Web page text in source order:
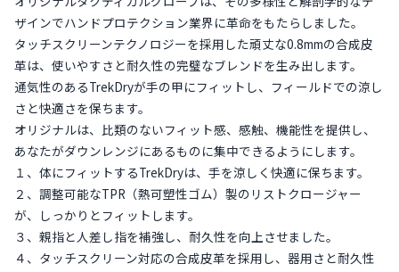
ザインでハンドプロテクション業界に革命をもたらしました。
タッチスクリーンテクノロジーを採用した頑丈な0.8mmの合成皮
革は、使いやすさと耐久性の完璧なブレンドを生み出します。
通気性のあるTrekDryが手の甲にフィットし、フィールドでの涼し
さと快適さを保ちます。
オリジナルは、比類のないフィット感、感触、機能性を提供し、
あなたがダウンレンジにあるものに集中できるようにします。
１、体にフィットするTrekDryは、手を涼しく快適に保ちます。
２、調整可能なTPR（熱可塑性ゴム）製のリストクロージャー
が、しっかりとフィットします。
３、親指と人差し指を補強し、耐久性を向上させました。
４、タッチスクリーン対応の合成皮革を採用し、器用さと耐久性